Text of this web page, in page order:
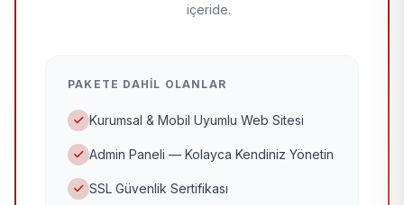
içeride.
PAKETE DAHIL OLANLAR
Kurumsal & Mobil Uyumlu Web Sitesi
Admin Paneli — Kolayca Kendiniz Yönetin
SSL Güvenlik Sertifikası